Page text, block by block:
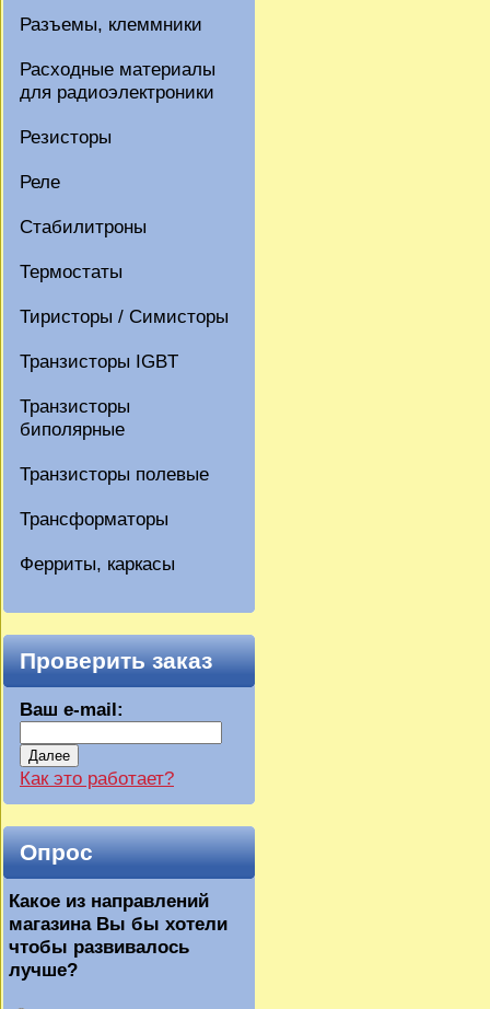
Разъемы, клеммники
Расходные материалы
для радиоэлектроники
Резисторы
Реле
Стабилитроны
Термостаты
Тиристоры / Симисторы
Транзисторы IGBT
Транзисторы
биполярные
Транзисторы полевые
Трансформаторы
Ферриты, каркасы
Проверить заказ
Ваш e-mail:
Далее
Как это работает?
Опрос
Какое из направлений
магазина Вы бы хотели
чтобы развивалось
лучше?